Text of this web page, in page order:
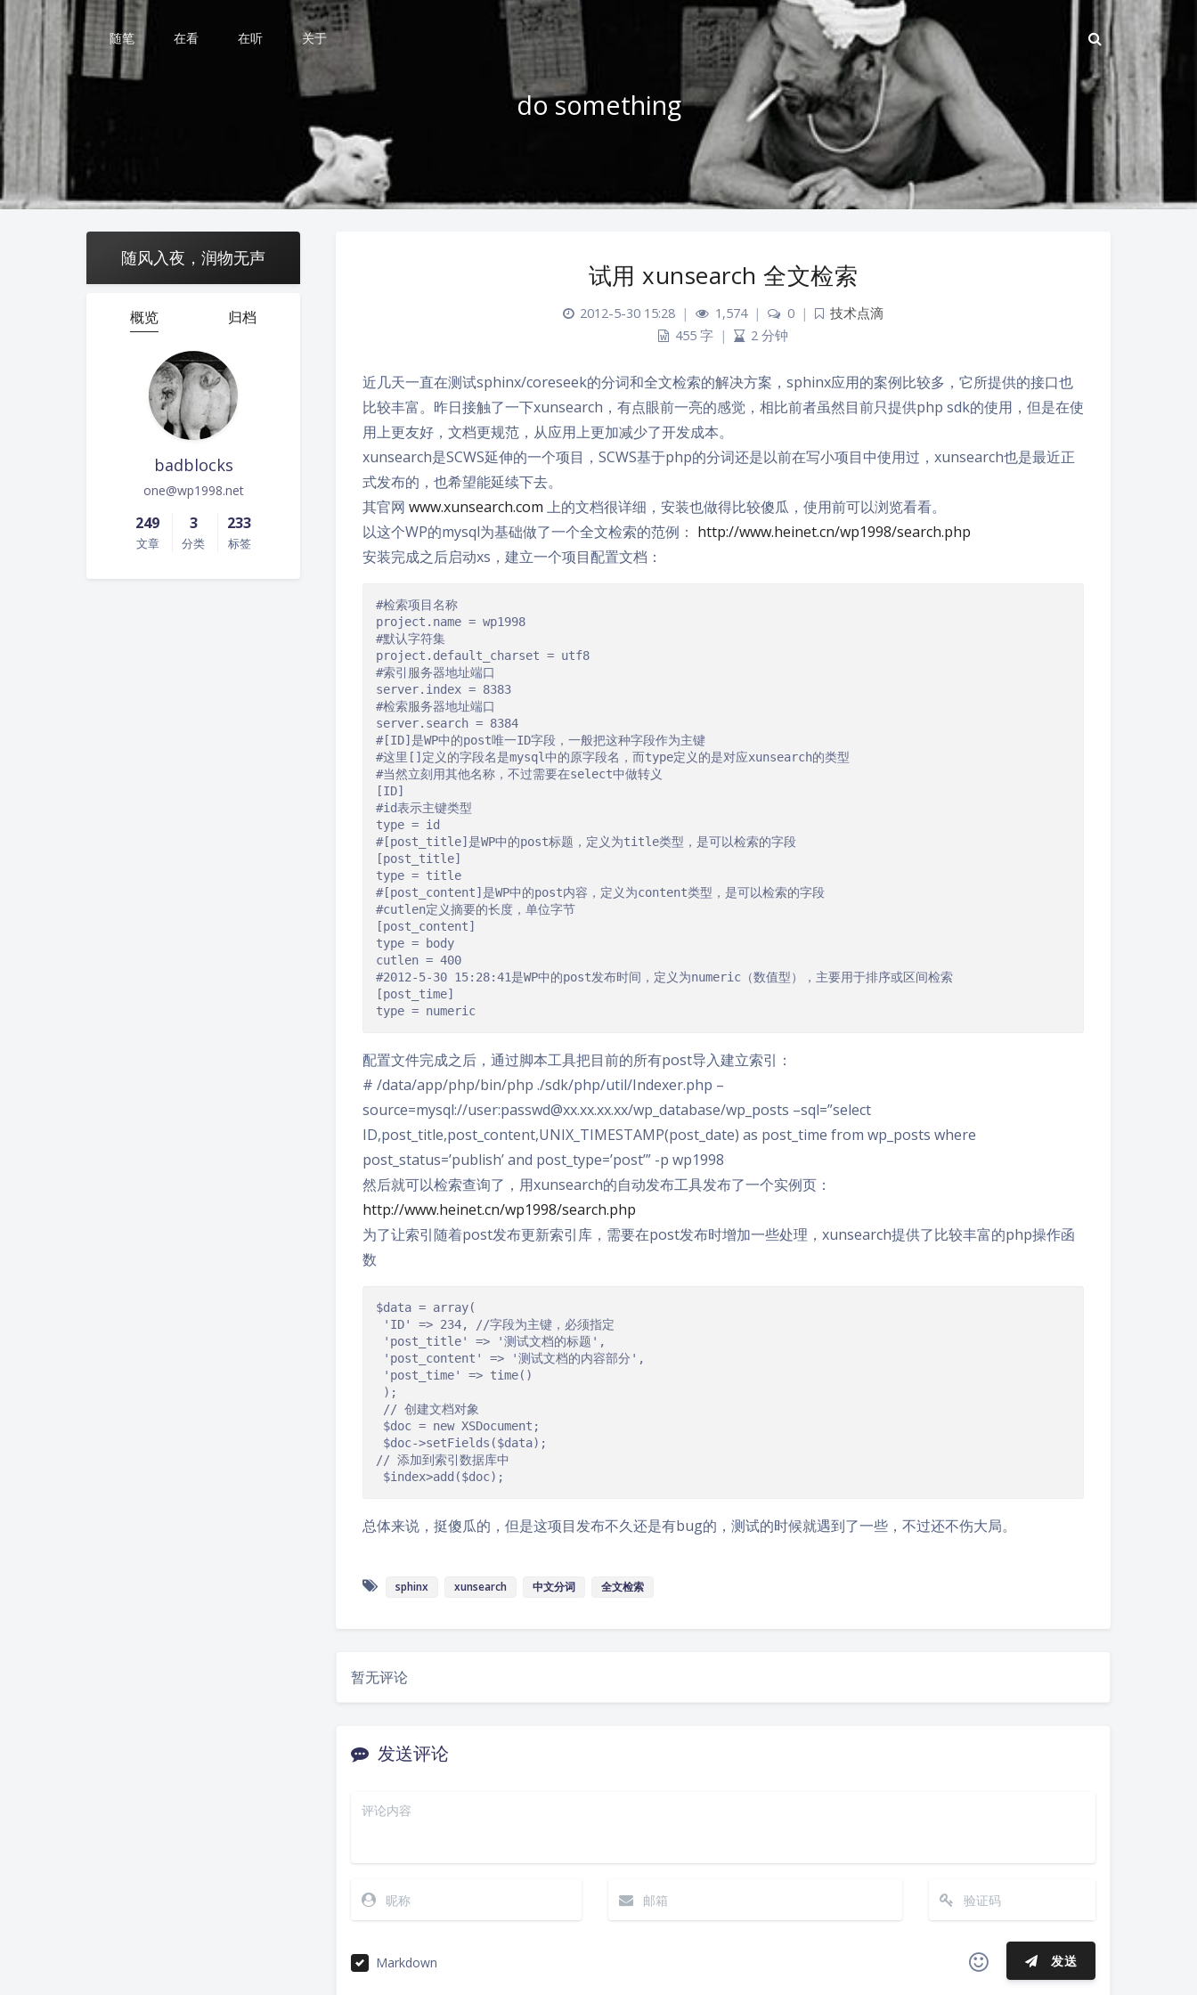
随笔 在看 在听 关于
do something
随风入夜，润物无声
概览 归档
badblocks
one@wp1998.net
249
文章
3
分类
233
标签
试用 xunsearch 全文检索
2012-5-30 15:28 | 1,574 | 0 |
技术点滴
455 字 | 2 分钟
近几天一直在测试sphinx/coreseek的分词和全文检索的解决方案，sphinx应用的案例比较多，它所提供的接口也
比较丰富。昨日接触了一下xunsearch，有点眼前一亮的感觉，相比前者虽然目前只提供php sdk的使用，但是在使
用上更友好，文档更规范，从应用上更加减少了开发成本。
xunsearch是SCWS延伸的一个项目，SCWS基于php的分词还是以前在写小项目中使用过，xunsearch也是最近正
式发布的，也希望能延续下去。
其官网 www.xunsearch.com 上的文档很详细，安装也做得比较傻瓜，使用前可以浏览看看。
以这个WP的mysql为基础做了一个全文检索的范例： http://www.heinet.cn/wp1998/search.php
安装完成之后启动xs，建立一个项目配置文档：
#检索项目名称
project . name =
#默认字符集
project . default_charset =
#索引服务器地址端口
server. index = 8383
#检索服务器地址端口
server. search = 8384
#[ID]是WP中的post唯一ID字段，一般把这种字段作为主键
#这里[]定义的字段名是mysql中的原字段名，而type定义的是对应xunsearch的类型
#当然立刻用其他名称，不过需要在select中做转义
[ID]
#id表示主键类型
type =
#[post_title]是WP中的post标题，定义为title类型，是可以检索的字段
[post_title]
type =
#[post_content]是WP中的post内容，定义为content类型，是可以检索的字段
#cutlen定义摘要的长度，单位字节
[post_content]
type = body
cutlen = 400
#2012-5-30 15:28:41是WP中的post发布时间，定义为numeric（数值型），主要用于排序或区间检索
[post_time]
type = numeric
配置文件完成之后，通过脚本工具把目前的所有post导入建立索引：
# /data/app/php/bin/php ./sdk/php/util/Indexer.php –
source=mysql://user:passwd@xx.xx.xx.xx/wp_database/wp_posts –sql=”select
ID,post_title,post_content,UNIX_TIMESTAMP(post_date) as post_time from wp_posts where
post_status=’publish’ and post_type=’post’” -p wp1998
然后就可以检索查询了，用xunsearch的自动发布工具发布了一个实例页：
http://www.heinet.cn/wp1998/search.php
为了让索引随着post发布更新索引库，需要在post发布时增加一些处理，xunsearch提供了比较丰富的php操作函
数
$data = array(
'ID'
=> 234,
//字段为主键，必须指定
'post_title'
=> '测试文档的标题' ,
'post_content'
=> '测试文档的内容部分' ,
'post_time'
=> time()
);
// 创建文档对象
$doc = new XSDocument ;
$doc->setFields ($data);
// 添加到索引数据库中
$index>add ($doc);
总体来说，挺傻瓜的，但是这项目发布不久还是有bug的，测试的时候就遇到了一些，不过还不伤大局。
sphinx xunsearch 中文分词 全文检索
暂无评论
发送评论
Markdown 发送